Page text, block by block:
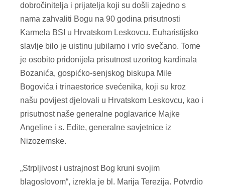
dobročinitelja i prijatelja koji su došli zajedno s
nama zahvaliti Bogu na 90 godina prisutnosti
Karmela BSI u Hrvatskom Leskovcu. Euharistijsko
slavlje bilo je uistinu jubilarno i vrlo svečano. Tome
je osobito pridonijela prisutnost uzoritog kardinala
Bozanića, gospićko-senjskog biskupa Mile
Bogovića i trinaestorice svećenika, koji su kroz
našu povijest djelovali u Hrvatskom Leskovcu, kao i
prisutnost naše generalne poglavarice Majke
Angeline i s. Edite, generalne savjetnice iz
Nizozemske.
„Strpljivost i ustrajnost Bog kruni svojim
blagoslovom“, izrekla je bl. Marija Terezija. Potvrdio